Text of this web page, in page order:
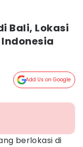
Bali, Lokasi
Add Us on Google
berlokasi di